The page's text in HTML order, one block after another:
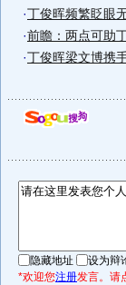
·丁俊晖频繁眨眼
·前瞻：两点可助
·丁俊晖梁文博携
隐藏地址
设为辩
*欢迎您注册发言。请